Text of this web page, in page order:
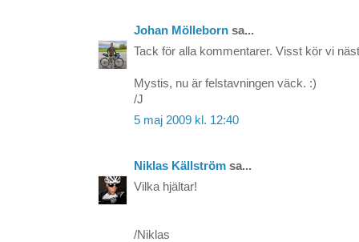
Johan Mölleborn sa...
Tack för alla kommentarer. Visst kör vi
Mystis, nu är felstavningen väck. :)
/J
5 maj 2009 kl. 12:40
Niklas Källström sa...
Vilka hjältar!
/Niklas